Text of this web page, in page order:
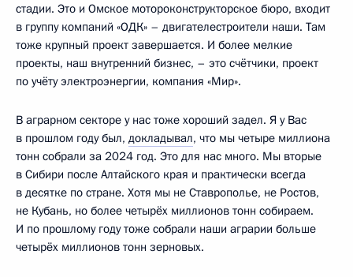
стадии. Это и Омское мотороконструкторское бюро, входит
в группу компаний «ОДК» – двигателестроители наши. Там
тоже крупный проект завершается. И более мелкие
проекты, наш внутренний бизнес, – это счётчики, проект
по учёту электроэнергии, компания «Мир».
В аграрном секторе у нас тоже хороший задел. Я у Вас
в прошлом году был, докладывал, что мы четыре миллиона
тонн собрали за 2024 год. Это для нас много. Мы вторые
в Сибири после Алтайского края и практически всегда
в десятке по стране. Хотя мы не Ставрополье, не Ростов,
не Кубань, но более четырёх миллионов тонн собираем.
И по прошлому году тоже собрали наши аграрии больше
четырёх миллионов тонн зерновых.